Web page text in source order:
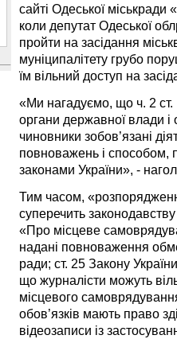
сайті Одеської міськради
коли депутат Одеської
пройти на засідання
муніципалітету грубо
їм вільний доступ на
«Ми нагадуємо, що ч. 2 ст.
органи державної влади і
чиновники зобов’язані
повноважень і способом,
законами України», -
Тим часом,
суперечить
«Про місцеве
надані повноваження
ради; ст. 25 Закону
що журналісти можуть
місцевого
обов’язків мають право
відеозаписи із